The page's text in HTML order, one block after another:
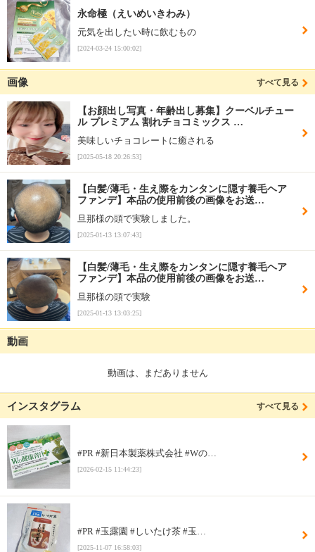
永命極（えいめいきわみ）
元気を出したい時に飲むもの
[2024-03-24 15:00:02]
画像 すべて見る
【お顔出し写真・年齢出し募集】クーベルチュー
ル プレミアム 割れチョコミックス …
美味しいチョコレートに癒される
[2025-05-18 20:26:53]
【白髪/薄毛・生え際をカンタンに隠す養毛ヘア
ファンデ】本品の使用前後の画像をお送…
旦那様の頭で実験しました。
[2025-01-13 13:07:43]
【白髪/薄毛・生え際をカンタンに隠す養毛ヘア
ファンデ】本品の使用前後の画像をお送…
旦那様の頭で実験
[2025-01-13 13:03:25]
動画
動画は、まだありません
インスタグラム すべて見る
#PR #新日本製薬株式会社 #Wの…
[2026-02-15 11:44:23]
#PR #玉露園 #しいたけ茶 #玉…
[2025-11-07 16:58:03]